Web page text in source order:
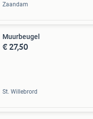
Zaandam
Muurbeugel
€ 27,50
St. Willebrord